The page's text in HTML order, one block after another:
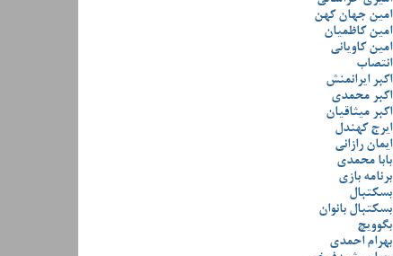
امین جهان کهن
امین کاظمیان
امین کاویانی
انتصاب
اکبر ایرانمنش
اکبر محمدی
اکبر میثاقیان
ایرج کهندل
ایمان رازانی
بابا محمدی
برنامه بازی
بسکتبال
بسکتبال بانوان
بگوویچ
بهرام احمدی